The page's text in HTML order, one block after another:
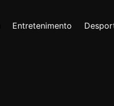
Entretenimento